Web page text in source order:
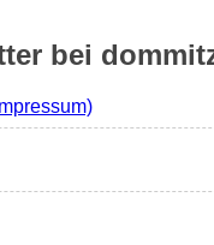
bei